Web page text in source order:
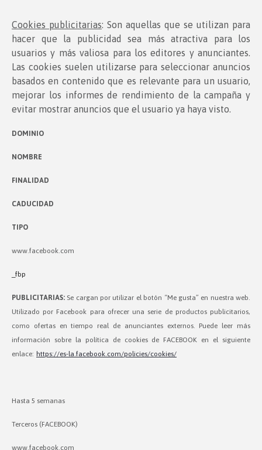
Cookies publicitarias: Son aquellas que se utilizan para
hacer que la publicidad sea más atractiva para los
usuarios y más valiosa para los editores y anunciantes.
Las cookies suelen utilizarse para seleccionar anuncios
basados en contenido que es relevante para un usuario,
mejorar los informes de rendimiento de la campaña y
evitar mostrar anuncios que el usuario ya haya visto.
DOMINIO
NOMBRE
FINALIDAD
CADUCIDAD
TIPO
www.facebook.com
_fbp
PUBLICITARIAS: Se cargan por utilizar el botón “Me gusta” en nuestra web.
Utilizado por Facebook para ofrecer una serie de productos publicitarios,
como ofertas en tiempo real de anunciantes externos. Puede leer más
información sobre la política de cookies de FACEBOOK en el siguiente
enlace: https://es-la.facebook.com/policies/cookies/
Hasta 5 semanas
Terceros (FACEBOOK)
www.facebook.com